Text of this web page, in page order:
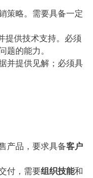
策略。需要具备一定
提供技术支持。必须
题的能力。
并提供见解；必须具
产品，要求具备客户
付，需要组织技能和